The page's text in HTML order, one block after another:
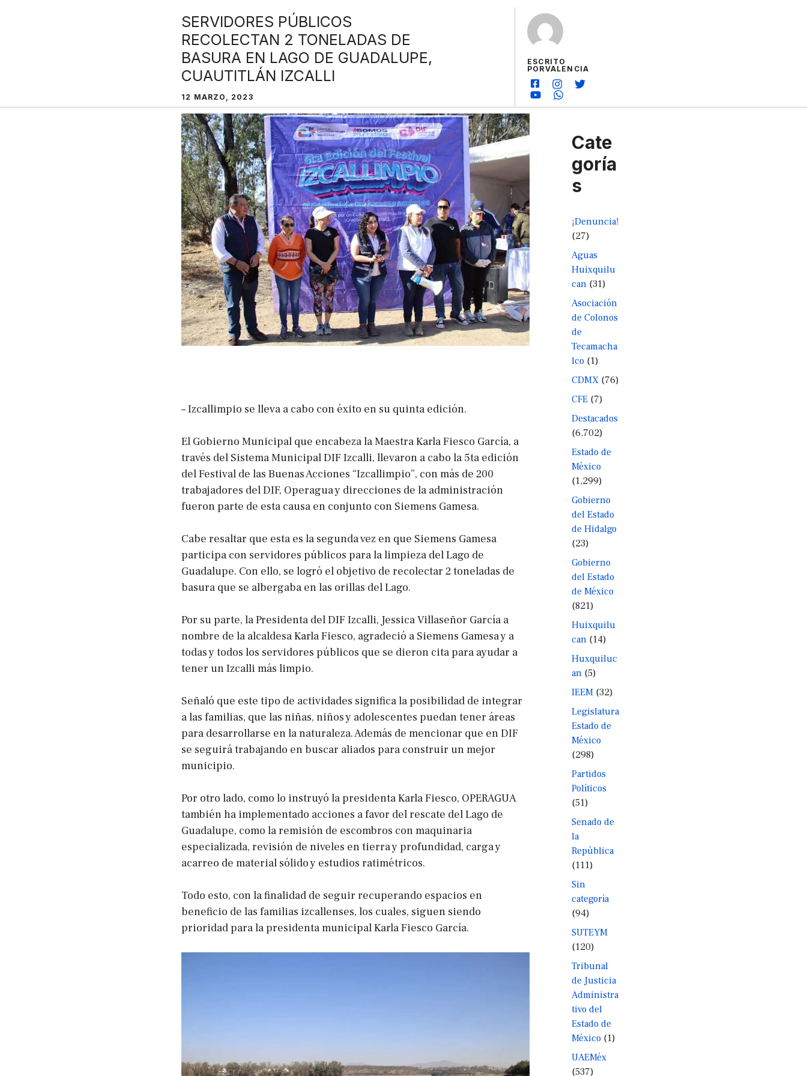
SERVIDORES PÚBLICOS
RECOLECTAN 2 TONELADAS DE
BASURA EN LAGO DE GUADALUPE,
CUAUTITLÁN IZCALLI
12 MARZO, 2023
ESCRITO
PORVALENCIA
– Izcallimpio se lleva a cabo con éxito en su quinta edición.
El Gobierno Municipal que encabeza la Maestra Karla Fiesco García, a
través del Sistema Municipal DIF Izcalli, llevaron a cabo la 5ta edición
del Festival de las Buenas Acciones “Izcallimpio”, con más de 200
trabajadores del DIF, Operagua y direcciones de la administración
fueron parte de esta causa en conjunto con Siemens Gamesa.
Cabe resaltar que esta es la segunda vez en que Siemens Gamesa
participa con servidores públicos para la limpieza del Lago de
Guadalupe. Con ello, se logró el objetivo de recolectar 2 toneladas de
basura que se albergaba en las orillas del Lago.
Por su parte, la Presidenta del DIF Izcalli, Jessica Villaseñor García a
nombre de la alcaldesa Karla Fiesco, agradeció a Siemens Gamesa y a
todas y todos los servidores públicos que se dieron cita para ayudar a
tener un Izcalli más limpio.
Señaló que este tipo de actividades significa la posibilidad de integrar
a las familias, que las niñas, niños y adolescentes puedan tener áreas
para desarrollarse en la naturaleza. Además de mencionar que en DIF
se seguirá trabajando en buscar aliados para construir un mejor
municipio.
Por otro lado, como lo instruyó la presidenta Karla Fiesco, OPERAGUA
también ha implementado acciones a favor del rescate del Lago de
Guadalupe, como la remisión de escombros con maquinaria
especializada, revisión de niveles en tierra y profundidad, carga y
acarreo de material sólido y estudios ratimétricos.
Todo esto, con la finalidad de seguir recuperando espacios en
beneficio de las familias izcallenses, los cuales, siguen siendo
prioridad para la presidenta municipal Karla Fiesco García.
Cate
goría
s
¡Denuncia!
(27)
Aguas
Huixquilu
can (31)
Asociación
de Colonos
de
Tecamacha
lco (1)
CDMX (76)
CFE (7)
Destacados
(6,702)
Estado de
México
(1,299)
Gobierno
del Estado
de Hidalgo
(23)
Gobierno
del Estado
de México
(821)
Huixquilu
can (14)
Huxquiluc
an (5)
IEEM (32)
Legislatura
Estado de
México
(298)
Partidos
Políticos
(51)
Senado de
la
República
(111)
Sin
categoría
(94)
SUTEYM
(120)
Tribunal
de Justicia
Administra
tivo del
Estado de
México (1)
UAEMéx
(537)